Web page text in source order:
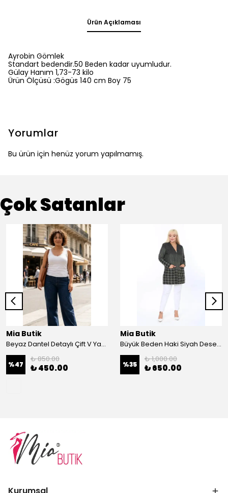
Ürün Açıklaması
Ayrobin Gömlek
Standart bedendir.50 Beden kadar uyumludur.
Gülay Hanım 1,73-73 kilo
Ürün Ölçüsü :Gögüs 140 cm Boy 75
Yorumlar
Bu ürün için henüz yorum yapılmamış.
Çok Satanlar
Mia Butik
Beyaz Dantel Detaylı Çift V Yaka Karşkorse Esnek Bluz
%47
₺ 850.00
₺ 450.00
Mia Butik
Büyük Beden Haki Siyah Desenli Hırka
%35
₺ 1,000.00
₺ 650.00